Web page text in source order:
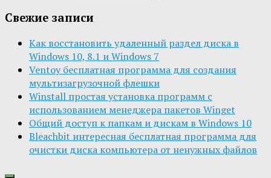
Свежие записи
Как восстановить удаленный раздел диска в
Windows 10, 8.1 и Windows 7
Ventoy бесплатная программа для создания
мультизагрузочной флешки
Winstall простая установка программ с
использованием менеджера пакетов Winget
Общий доступ к папкам и дискам в Windows 10
Bleachbit интересная бесплатная программа для
очистки диска компьютера от ненужных файлов